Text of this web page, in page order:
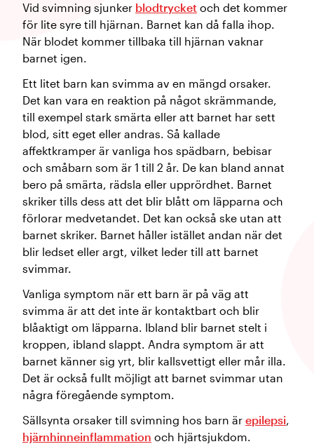
Vid svimning sjunker blodtrycket och det kommer
för lite syre till hjärnan. Barnet kan då falla ihop.
När blodet kommer tillbaka till hjärnan vaknar
barnet igen.
Ett litet barn kan svimma av en mängd orsaker.
Det kan vara en reaktion på något skrämmande,
till exempel stark smärta eller att barnet har sett
blod, sitt eget eller andras. Så kallade
affektkramper är vanliga hos spädbarn, bebisar
och småbarn som är 1 till 2 år. De kan bland annat
bero på smärta, rädsla eller upprördhet. Barnet
skriker tills dess att det blir blått om läpparna och
förlorar medvetandet. Det kan också ske utan att
barnet skriker. Barnet håller istället andan när det
blir ledset eller argt, vilket leder till att barnet
svimmar.
Vanliga symptom när ett barn är på väg att
svimma är att det inte är kontaktbart och blir
blåaktigt om läpparna. Ibland blir barnet stelt i
kroppen, ibland slappt. Andra symptom är att
barnet känner sig yrt, blir kallsvettigt eller mår illa.
Det är också fullt möjligt att barnet svimmar utan
några föregående symptom.
Sällsynta orsaker till svimning hos barn är epilepsi,
hjärnhinneinflammation och hjärtsjukdom.